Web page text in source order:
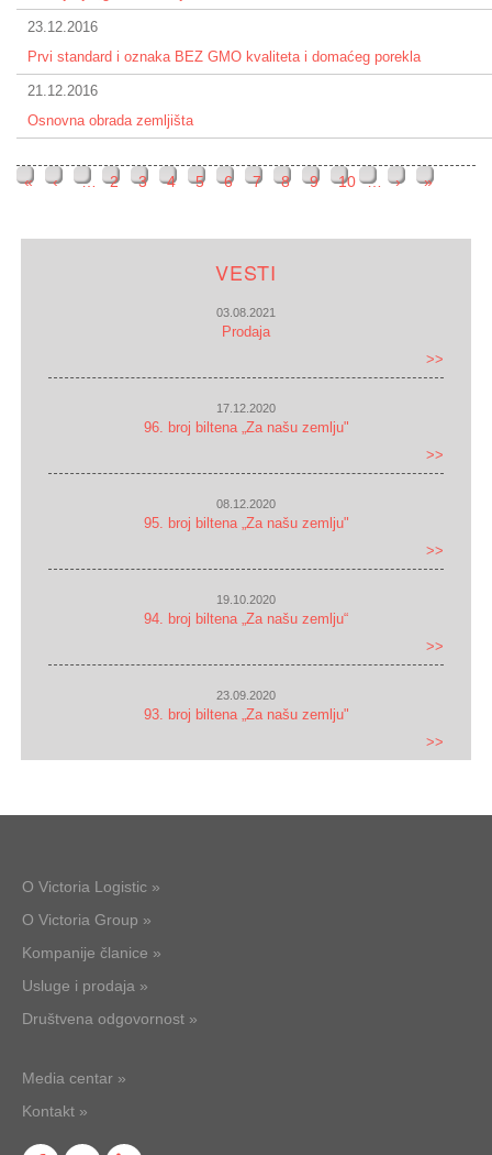
23.12.2016
Prvi standard i oznaka BEZ GMO kvaliteta i domaćeg porekla
21.12.2016
Osnovna obrada zemljišta
« ‹ … 2 3 4 5 6 7 8 9 10 … › »
VESTI
03.08.2021
Prodaja
>>
17.12.2020
96. broj biltena „Za našu zemlju"
>>
08.12.2020
95. broj biltena „Za našu zemlju"
>>
19.10.2020
94. broj biltena „Za našu zemlju“
>>
23.09.2020
93. broj biltena „Za našu zemlju"
>>
O Victoria Logistic »
O Victoria Group »
Kompanije članice »
Usluge i prodaja »
Društvena odgovornost »
Media centar »
Kontakt »